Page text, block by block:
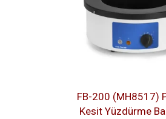
FB-200 (MH8517)
Kesit Yüzdürme